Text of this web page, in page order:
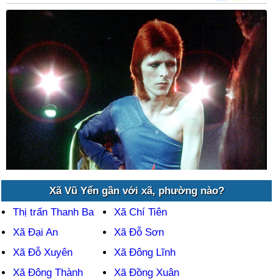
Xã Vũ Yển gần với xã, phường nào?
Thị trấn Thanh Ba
Xã Chí Tiên
Xã Đại An
Xã Đỗ Sơn
Xã Đỗ Xuyên
Xã Đông Lĩnh
Xã Đông Thành
Xã Đồng Xuân